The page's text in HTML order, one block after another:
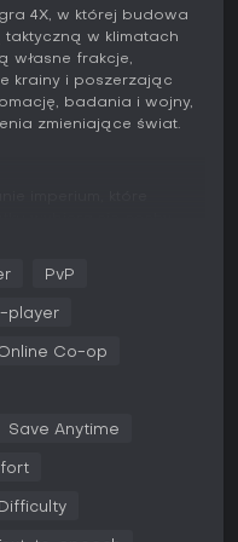
4X, w której budowa
taktyczną w klimatach
własne frakcje,
krainy i poszerzając
badania i wojny,
zmieniające świat.
i przemiany
i społeczeństwo - na
jak Imperium, Mana i
miast. Dyplomacja
otoczenia. Starcie
PvP
player
Co-op
Save Anytime